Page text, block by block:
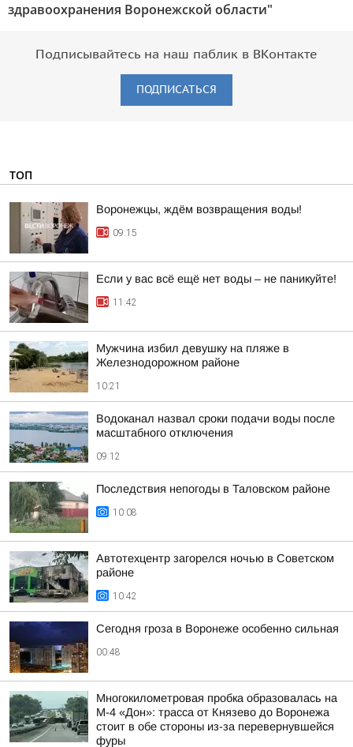
здравоохранения Воронежской области"
Подписывайтесь на наш паблик в ВКонтакте
ПОДПИСАТЬСЯ
ТОП
Воронежцы, ждём возвращения воды!
09:15
Если у вас всё ещё нет воды – не паникуйте!
11:42
Мужчина избил девушку на пляже в
Железнодорожном районе
10:21
Водоканал назвал сроки подачи воды после
масштабного отключения
09:12
Последствия непогоды в Таловском районе
10:08
Автотехцентр загорелся ночью в Советском
районе
10:42
Сегодня гроза в Воронеже особенно сильная
00:48
Многокилометровая пробка образовалась на
М-4 «Дон»: трасса от Князево до Воронежа
стоит в обе стороны из-за перевернувшейся
фуры